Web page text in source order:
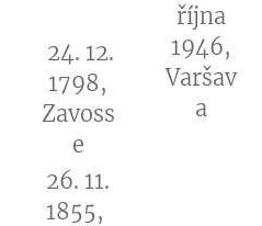
24. 12.
1798,
Zavoss
e
26. 11.
1855,
října
1946,
Varšav
a